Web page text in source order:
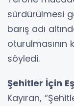
sürdürülmesi
barış adı
söyledi.
Şehitler İçin
Kayıran,